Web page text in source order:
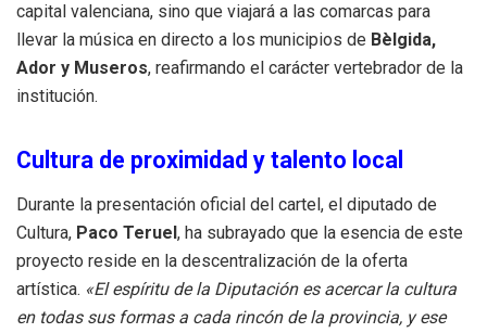
capital valenciana, sino que viajará a las comarcas para
llevar la música en directo a los municipios de Bèlgida,
Ador y Museros, reafirmando el carácter vertebrador de la
institución.
Cultura de proximidad y talento local
Durante la presentación oficial del cartel, el diputado de
Cultura, Paco Teruel, ha subrayado que la esencia de este
proyecto reside en la descentralización de la oferta
artística. «El espíritu de la Diputación es acercar la cultura
en todas sus formas a cada rincón de la provincia, y ese